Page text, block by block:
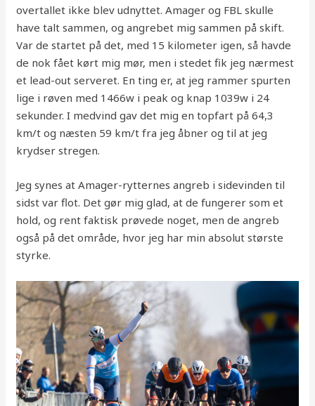
overtallet ikke blev udnyttet. Amager og FBL skulle
have talt sammen, og angrebet mig sammen på skift.
Var de startet på det, med 15 kilometer igen, så havde
de nok fået kørt mig mør, men i stedet fik jeg nærmest
et lead-out serveret. En ting er, at jeg rammer spurten
lige i røven med 1466w i peak og knap 1039w i 24
sekunder. I medvind gav det mig en topfart på 64,3
km/t og næsten 59 km/t fra jeg åbner og til at jeg
krydser stregen.
Jeg synes at Amager-rytternes angreb i sidevinden til
sidst var flot. Det gør mig glad, at de fungerer som et
hold, og rent faktisk prøvede noget, men de angreb
også på det område, hvor jeg har min absolut største
styrke.